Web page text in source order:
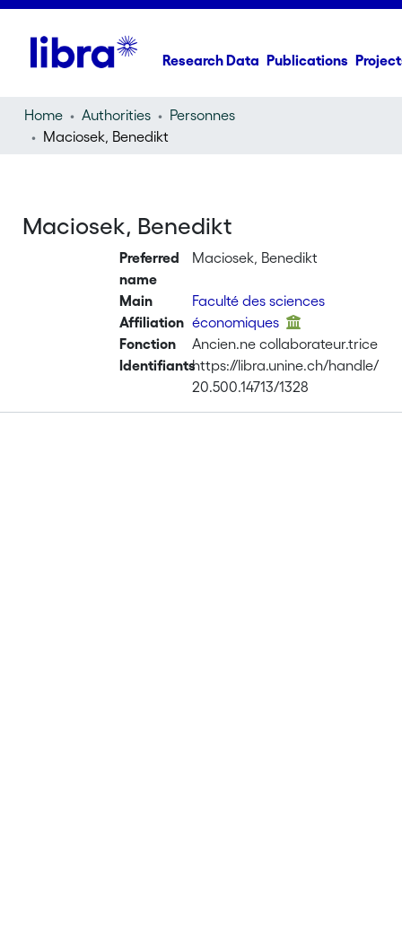
Research Data Publications
Home Authorities
Personnes
Maciosek, Benedikt
Maciosek, Benedikt
Preferred
name
Maciosek, Benedikt
Main
Affiliation
Faculté des sciences
économiques
Fonction
Ancien.ne collaborateur.trice
Identifiantshttps://libra.unine.ch/handle/
20.500.14713/1328